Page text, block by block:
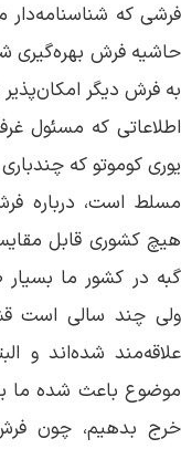
فرشی که
حاشیه فرش بهره‌گیری
به فرش دیگر
اطلاعاتی که مسئول
یوری کوموتو که
مسلط است، درباره
هیچ کشوری قابل
گبه در کشور ما
ولی چند سالی است
علاقه‌مند شده‌اند و
موضوع باعث شده ما
خرج بدهیم، چون